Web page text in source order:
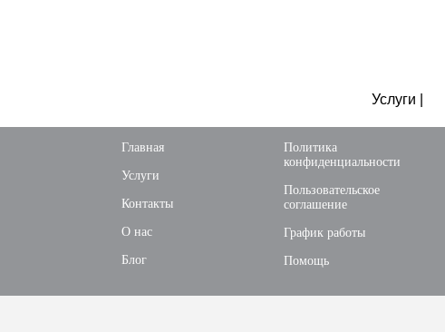
Услуги |
Главная
Услуги
Контакты
О нас
Блог
Политика
конфиденциальности
Пользовательское
соглашение
График работы
Помощь